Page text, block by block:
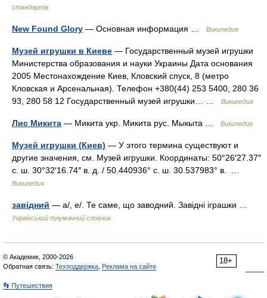
стандартів
New Found Glory — Основная информация … Википедия
Музей игрушки в Киеве — Государственный музей игрушки
Министерства образования и науки Украины Дата основания
2005 Местонахождение Киев, Кловский спуск, 8 (метро
Кловская и Арсенальная). Телефон +380(44) 253 5400, 280 36
93, 280 58 12 Государственный музей игрушки… …
Википедия
Лис Микита — Микита укр. Микита рус. Мыкыта … Википедия
Музей игрушки (Киев) — У этого термина существуют и
другие значения, см. Музей игрушки. Координаты: 50°26′27.37″
с. ш. 30°32′16.74″ в. д. / 50.440936° с. ш. 30.537983° в. …
Википедия
завідний — а/, е/. Те саме, що заводний. Завідні іграшки …
Український тлумачний словник
18+
© Академик, 2000-2026
Обратная связь: Техподдержка Реклама на сайте
👣 Путешествия